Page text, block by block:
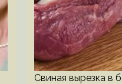
Свиная вырезка в